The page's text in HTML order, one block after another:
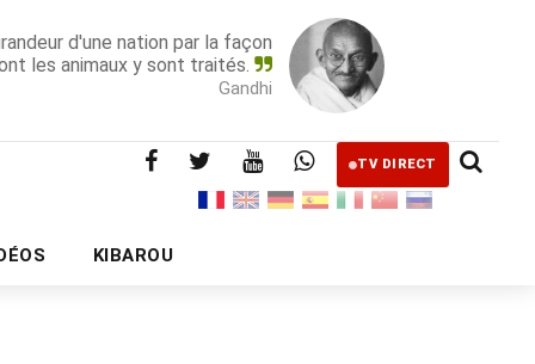
d'une nation par la façon
les animaux y sont traités.
Gandhi
TV DIRECT
KIBAROU